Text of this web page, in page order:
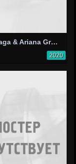
Lady Gaga & Ariana Grande: Rain on Me
2020